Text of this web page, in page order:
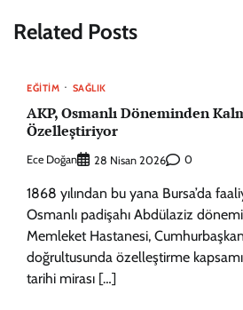
Related Posts
EĞITIM SAĞLIK
AKP, Osmanlı Döneminden
Özelleştiriyor
Ece Doğan 28 Nisan 2026 0
1868 yılından bu yana Bursa’da
Osmanlı padişahı Abdülaziz
Memleket Hastanesi,
doğrultusunda özelleştirme
tarihi mirası […]